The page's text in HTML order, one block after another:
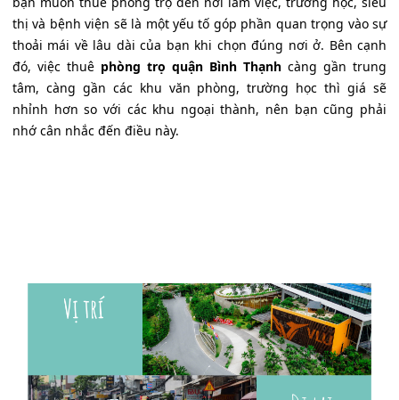
thị và bệnh viện sẽ là một yếu tố góp phần quan trọng vào sự
thoải mái về lâu dài của bạn khi chọn đúng nơi ở. Bên cạnh
đó, việc thuê phòng trọ quận Bình Thạnh càng gần trung
tâm, càng gần các khu văn phòng, trường học thì giá sẽ
nhỉnh hơn so với các khu ngoại thành, nên bạn cũng phải
nhớ cân nhắc đến điều này.